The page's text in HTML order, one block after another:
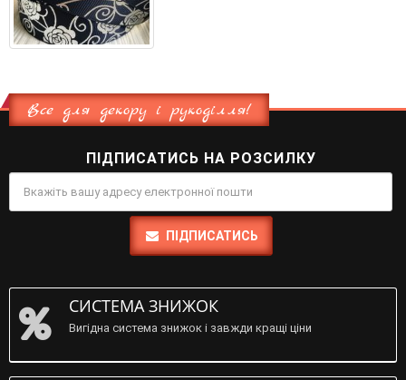
Все для декору і рукоділля!
ПІДПИСАТИСЬ НА РОЗСИЛКУ
ПІДПИСАТИСЬ
СИСТЕМА ЗНИЖОК
Вигідна система знижок і завжди кращі ціни